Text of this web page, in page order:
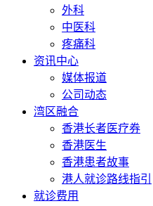
外科
中医科
疼痛科
资讯中心
媒体报道
公司动态
湾区融合
香港长者医疗券
香港医生
香港患者故事
港人就诊路线指引
就诊费用